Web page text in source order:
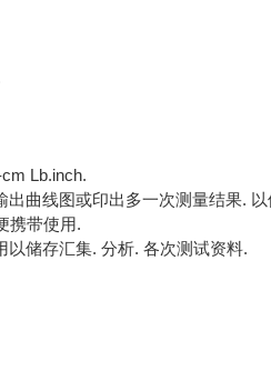
Lb.inch.
曲线图或印出多一次测量结果.
携带使用.
储存汇集. 分析. 各次测试资料.